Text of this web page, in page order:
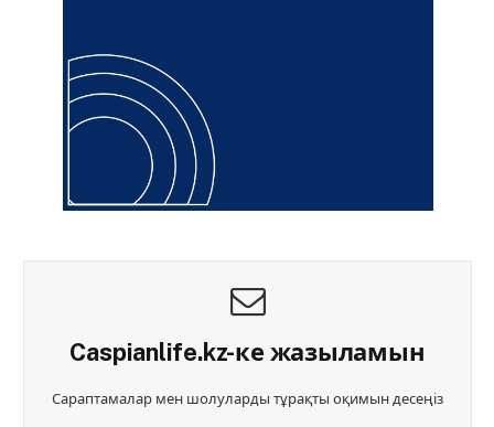
Caspianlife.kz-ке жазыламын
Сараптамалар мен шолуларды тұрақты оқимын десеңіз